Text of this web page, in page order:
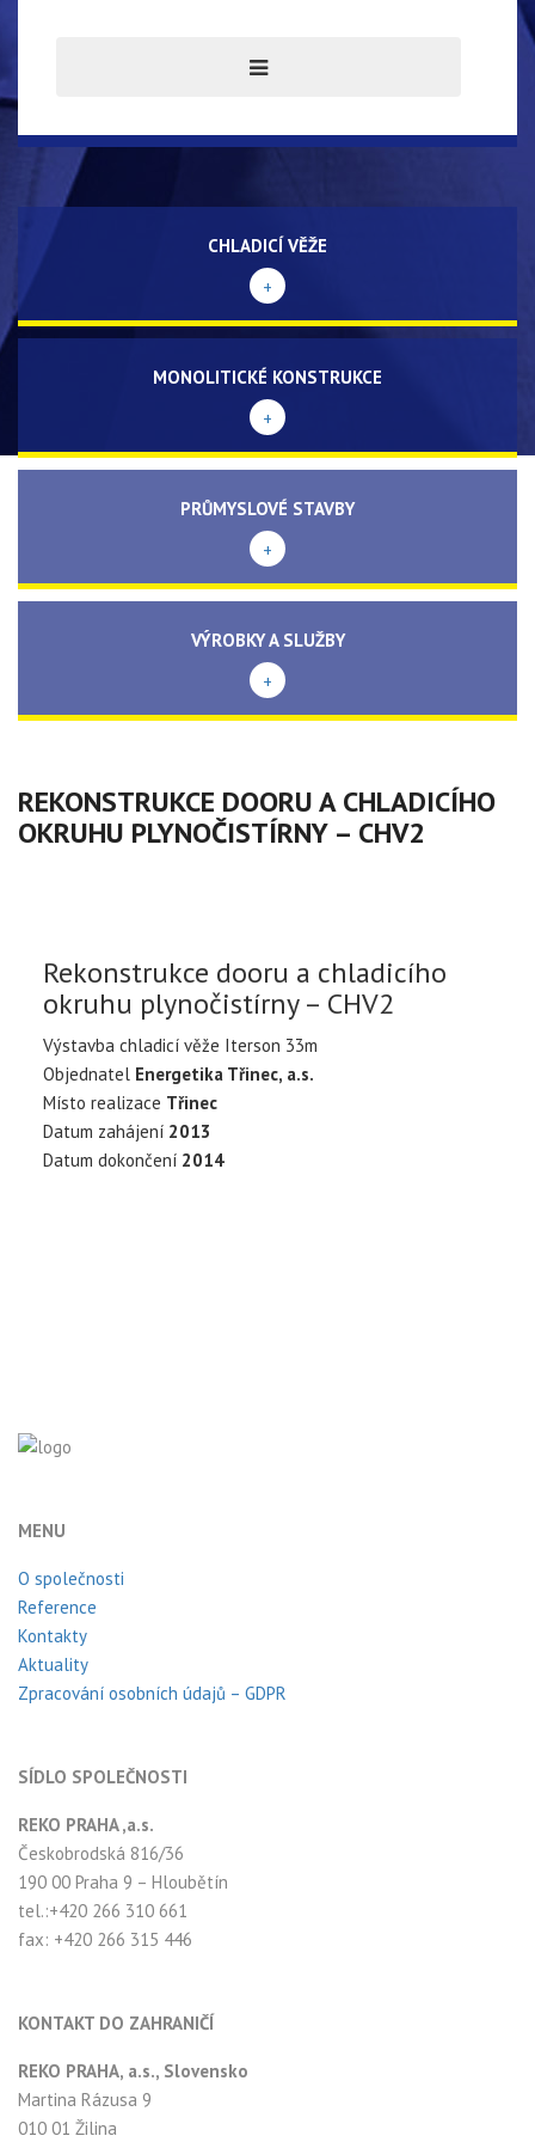
CHLADICÍ VĚŽE
+
MONOLITICKÉ KONSTRUKCE
+
PRŮMYSLOVÉ STAVBY
+
VÝROBKY A SLUŽBY
+
REKONSTRUKCE DOORU A CHLADICÍHO
OKRUHU PLYNOČISTÍRNY – CHV2
Rekonstrukce dooru a chladicího
okruhu plynočistírny – CHV2
Výstavba chladicí věže Iterson 33m
Objednatel Energetika Třinec, a.s.
Místo realizace Třinec
Datum zahájení 2013
Datum dokončení 2014
MENU
O společnosti
Reference
Kontakty
Aktuality
Zpracování osobních údajů – GDPR
SÍDLO SPOLEČNOSTI
REKO PRAHA ,a.s.
Českobrodská 816/36
190 00 Praha 9 – Hloubětín
tel.:+420 266 310 661
fax: +420 266 315 446
KONTAKT DO ZAHRANIČÍ
REKO PRAHA, a.s., Slovensko
Martina Rázusa 9
010 01 Žilina